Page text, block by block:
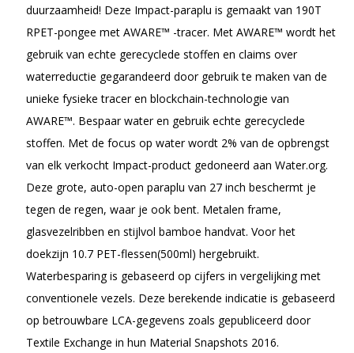
duurzaamheid! Deze Impact-paraplu is gemaakt van 190T
RPET-pongee met AWARE™ -tracer. Met AWARE™ wordt het
gebruik van echte gerecyclede stoffen en claims over
waterreductie gegarandeerd door gebruik te maken van de
unieke fysieke tracer en blockchain-technologie van
AWARE™. Bespaar water en gebruik echte gerecyclede
stoffen. Met de focus op water wordt 2% van de opbrengst
van elk verkocht Impact-product gedoneerd aan Water.org.
Deze grote, auto-open paraplu van 27 inch beschermt je
tegen de regen, waar je ook bent. Metalen frame,
glasvezelribben en stijlvol bamboe handvat. Voor het
doekzijn 10.7 PET-flessen(500ml) hergebruikt.
Waterbesparing is gebaseerd op cijfers in vergelijking met
conventionele vezels. Deze berekende indicatie is gebaseerd
op betrouwbare LCA-gegevens zoals gepubliceerd door
Textile Exchange in hun Material Snapshots 2016.